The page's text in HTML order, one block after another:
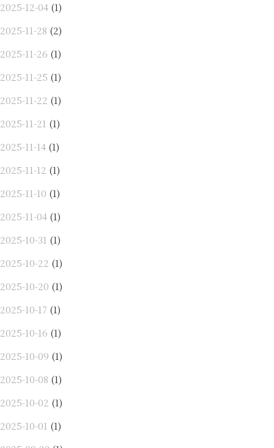
2025-12-04 (1)
2025-11-28 (2)
2025-11-26 (1)
2025-11-25 (1)
2025-11-22 (1)
2025-11-21 (1)
2025-11-14 (1)
2025-11-12 (1)
2025-11-10 (1)
2025-11-04 (1)
2025-10-31 (1)
2025-10-22 (1)
2025-10-20 (1)
2025-10-17 (1)
2025-10-16 (1)
2025-10-09 (1)
2025-10-08 (1)
2025-10-02 (1)
2025-10-01 (1)